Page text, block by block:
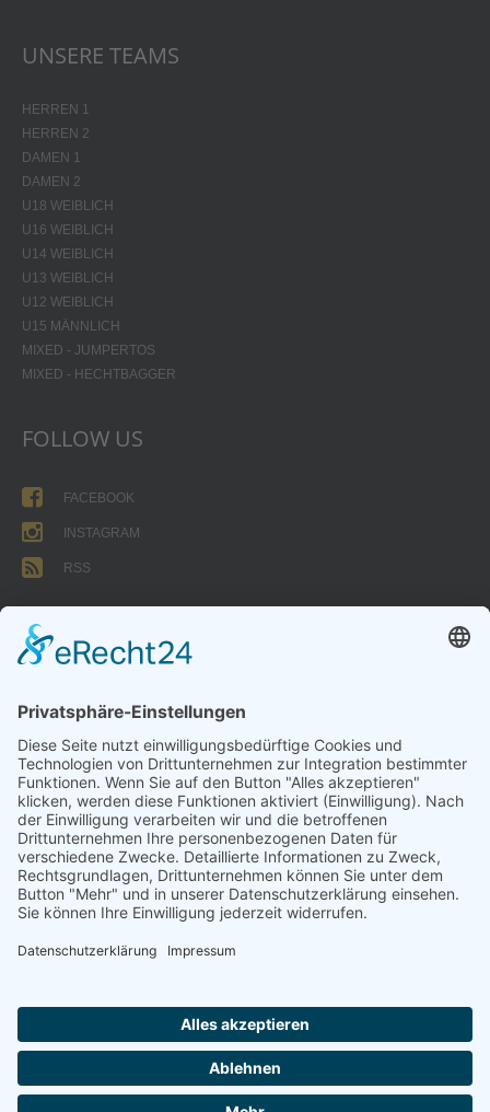
UNSERE TEAMS
HERREN 1
HERREN 2
DAMEN 1
DAMEN 2
U18 WEIBLICH
U16 WEIBLICH
U14 WEIBLICH
U13 WEIBLICH
U12 WEIBLICH
U15 MÄNNLICH
MIXED - JUMPERTOS
MIXED - HECHTBAGGER
FOLLOW US
FACEBOOK
INSTAGRAM
RSS
FORMULARE
Abteilungsbeitrag aktive Spieler:
Jugendliche unter 18: 25 EUR
Erwachsene: 50 EUR
UMMELDEANTRAG
ÜBUNGSLEITERZUWENDUNGEN
INTERNE DOKUMENTE
Impressum
Datenschutz